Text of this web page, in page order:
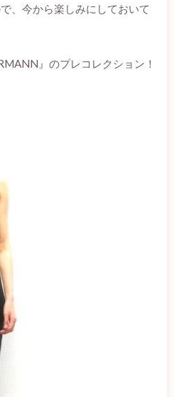
、今から楽しみにしておいて
』のプレコレクション！